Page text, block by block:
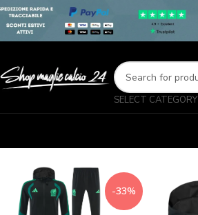
SELECT CATEGORY
-33%